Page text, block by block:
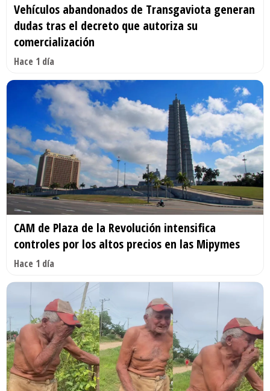
Vehículos abandonados de Transgaviota generan
dudas tras el decreto que autoriza su
comercialización
Hace 1 día
CAM de Plaza de la Revolución intensifica
controles por los altos precios en las Mipymes
Hace 1 día